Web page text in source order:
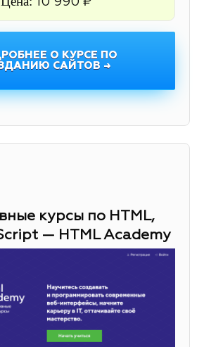
О КУРСЕ ПО
САЙТОВ →
курсы по HTML,
— HTML Academy